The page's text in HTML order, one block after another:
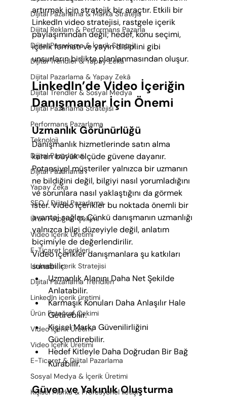
Dijital Pazarlama & Marka Stratejis
Dijital Reklam & Performans Pazarla
Dijital Pazarlama & İçerik Strateji
Dijital Trendler & Yapay Zekâ
Dijital Pazarlama & Yapay Zekâ
Dijital Trendler & Sosyal Medya
Dijital Pazarlama Stratejisi
Performans Pazarlama
Teknoloji
Dijital Pazarlama
Dijital Pazarlama
Yapay Zeka
SEO / Dijital Pazarlama
Ürün Fotoğraf Çekimi
Video İçerik Üretimi
E-Ticaret İçerikleri
LinkedIn İçerik Stratejisi
Dijital Pazarlama Trendleri
LinkedIn içerik üretimi
Ürün Fotoğraf Çekimi
Video İçerik Üretimi
Video İçerik Üretimi
E-Ticaret & Dijital Pazarlama
Sosyal Medya & İçerik Üretimi
Kişisel Marka & Profesyonel İletişi
artırmak için stratejik bir araçtır. Etkili bir
LinkedIn video stratejisi, rastgele içerik
paylaşımından değil; hedef, konu seçimi,
içerik formatı ve yayın disiplini gibi
unsurların birlikte planlanmasından oluşur.
LinkedIn’de Video İçeriğin
Danışmanlar İçin Önemi
Uzmanlık Görünürlüğü
Danışmanlık hizmetlerinde satın alma
kararı büyük ölçüde güvene dayanır.
Potansiyel müşteriler yalnızca bir uzmanın
ne bildiğini değil, bilgiyi nasıl yorumladığını
ve sorunlara nasıl yaklaştığını da görmek
ister. Video içerikler bu noktada önemli bir
avantaj sağlar. Çünkü danışmanın uzmanlığı
yalnızca bilgi düzeyiyle değil, anlatım
biçimiyle de değerlendirilir.
Video içerikler danışmanlara şu katkıları
sunabilir:
Uzmanlık Alanını Daha Net Şekilde
Anlatabilir.
Karmaşık Konuları Daha Anlaşılır Hale
Getirebilir.
Kişisel Marka Güvenilirliğini
Güçlendirebilir.
Hedef Kitleyle Daha Doğrudan Bir Bağ
Kurabilir.
Güven ve Yakınlık Oluşturma